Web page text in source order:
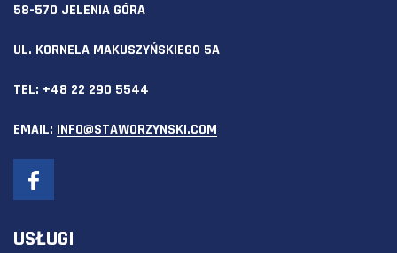
58-570 JELENIA GÓRA
UL. KORNELA MAKUSZYŃSKIEGO 5A
TEL: +48 22 290 5544
EMAIL: INFO@STAWORZYNSKI.COM
USŁUGI